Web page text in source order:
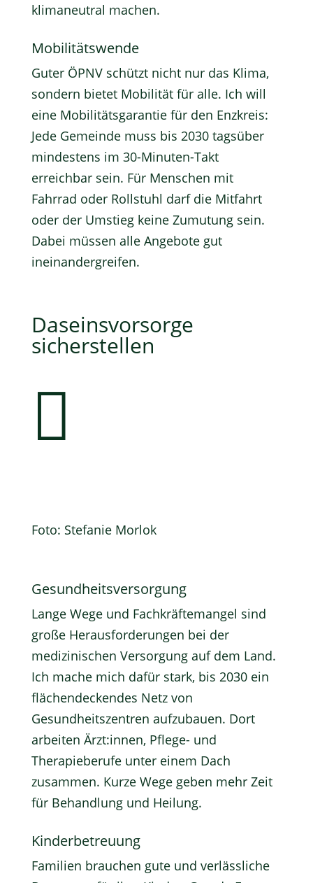
klimaneutral machen.
Mobilitätswende
Guter ÖPNV schützt nicht nur das Klima,
sondern bietet Mobilität für alle. Ich will
eine Mobilitätsgarantie für den Enzkreis:
Jede Gemeinde muss bis 2030 tagsüber
mindestens im 30-Minuten-Takt
erreichbar sein. Für Menschen mit
Fahrrad oder Rollstuhl darf die Mitfahrt
oder der Umstieg keine Zumutung sein.
Dabei müssen alle Angebote gut
ineinandergreifen.
Daseinsvorsorge
sicherstellen

Foto: Stefanie Morlok
Gesundheitsversorgung
Lange Wege und Fachkräftemangel sind
große Herausforderungen bei der
medizinischen Versorgung auf dem Land.
Ich mache mich dafür stark, bis 2030 ein
flächendeckendes Netz von
Gesundheitszentren aufzubauen. Dort
arbeiten Ärzt:innen, Pflege- und
Therapieberufe unter einem Dach
zusammen. Kurze Wege geben mehr Zeit
für Behandlung und Heilung.
Kinderbetreuung
Familien brauchen gute und verlässliche